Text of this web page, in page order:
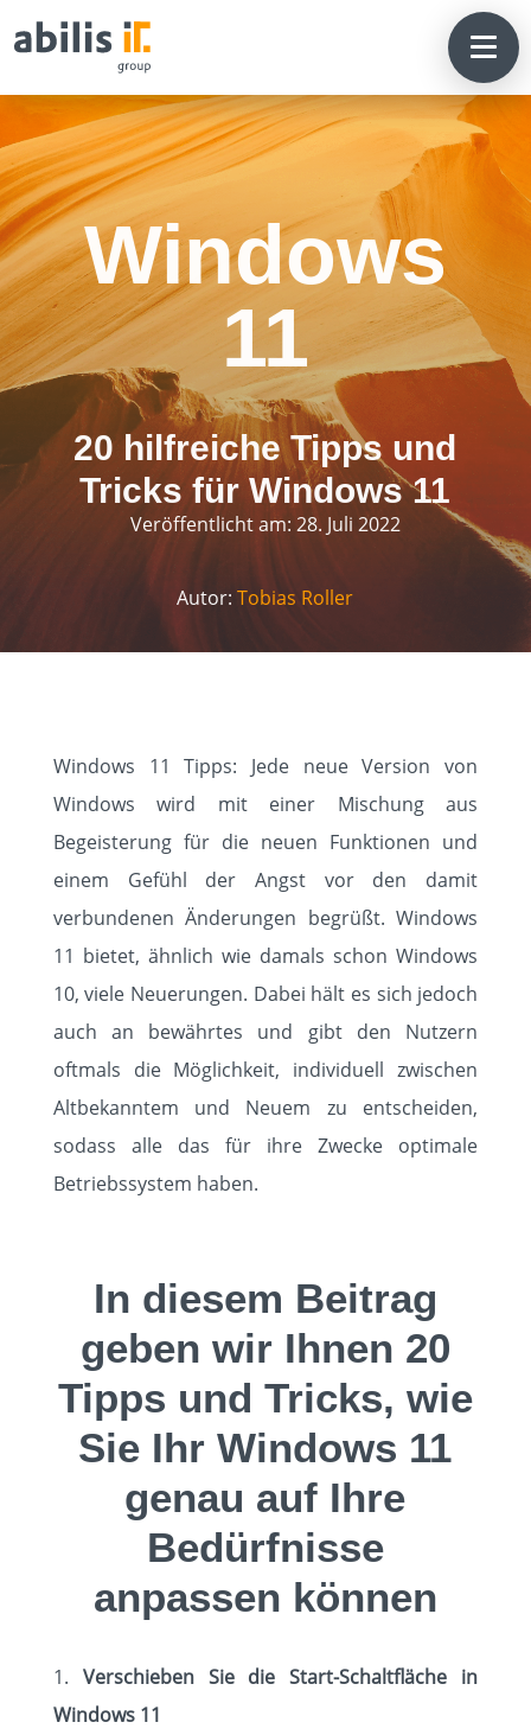
HOME
SOLUTIONS
Windows
11
20 hilfreiche Tipps und
Tricks für Windows 11
Veröffentlicht am: 28. Juli 2022
Autor:Tobias Roller
Windows 11 Tipps: Jede neue Version von
Windows wird mit einer Mischung aus
Begeisterung für die neuen Funktionen und
einem Gefühl der Angst vor den damit
verbundenen Änderungen begrüßt. Windows
11 bietet, ähnlich wie damals schon Windows
10, viele Neuerungen. Dabei hält es sich jedoch
auch an bewährtes und gibt den Nutzern
oftmals die Möglichkeit, individuell zwischen
Altbekanntem und Neuem zu entscheiden,
sodass alle das für ihre Zwecke optimale
Betriebssystem haben.
In diesem Beitrag
geben wir Ihnen 20
Tipps und Tricks, wie
Sie Ihr Windows 11
genau auf Ihre
Bedürfnisse
anpassen können
Verschieben Sie die Start-Schaltfläche in
Windows 11